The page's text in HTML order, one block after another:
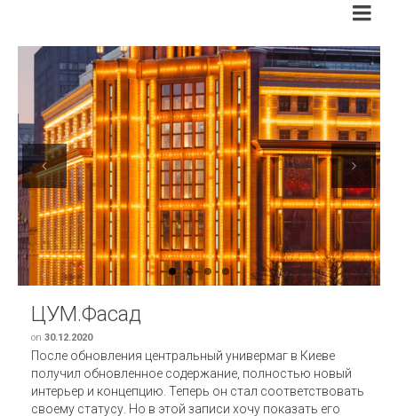
Previous Next
ЦУМ.Фасад
on 30.12.2020
После обновления центральный универмаг в Киеве
получил обновленное содержание, полностью новый
интерьер и концепцию. Теперь он стал соответствовать
своему статусу. Но в этой записи хочу показать его